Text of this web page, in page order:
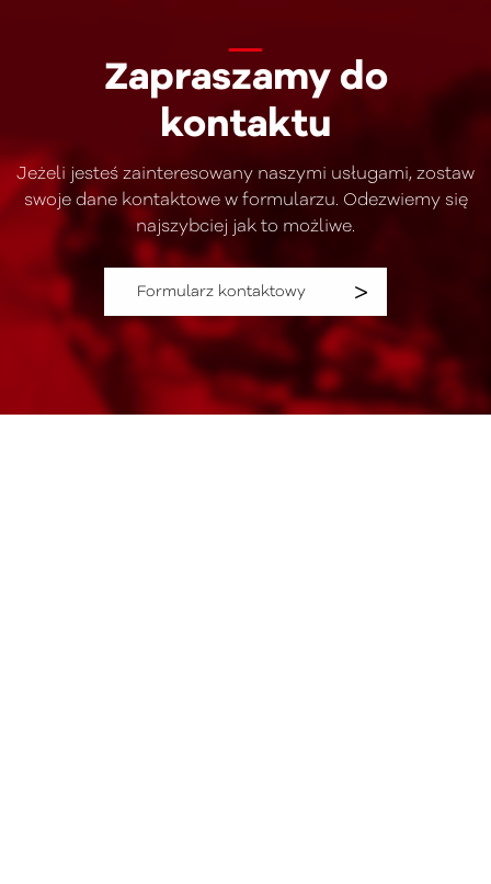
Zapraszamy do
kontaktu
Jeżeli jesteś zainteresowany naszymi usługami, zostaw
swoje dane kontaktowe w formularzu. Odezwiemy się
najszybciej jak to możliwe.
Formularz kontaktowy